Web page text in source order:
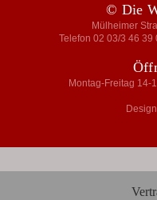
© Die
Mülheimer
Telefon 02 03/3 46
Montag-Freitag 14-